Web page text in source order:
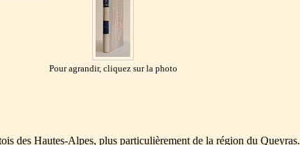
Pour agrandir, cliquez sur la photo
des Hautes-Alpes, plus particulièrement de la région du Queyras.